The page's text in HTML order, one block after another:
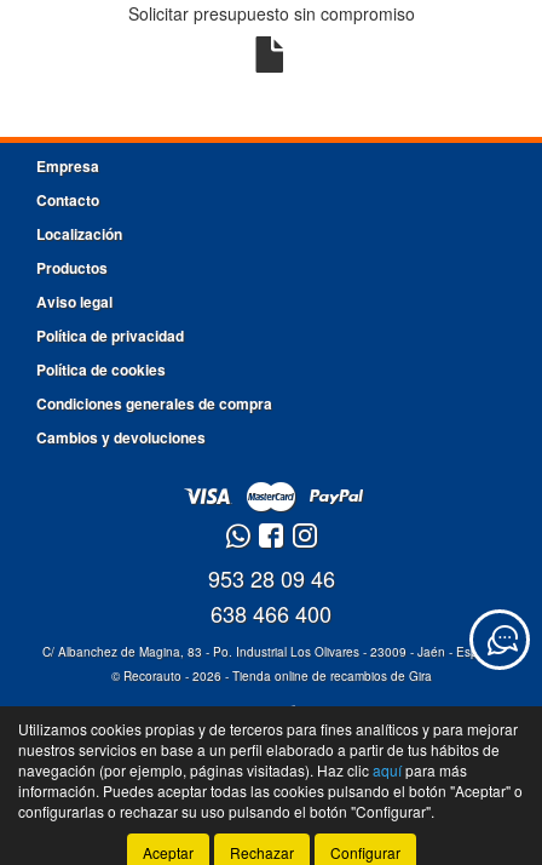
Solicitar presupuesto sin compromiso
Empresa
Contacto
Localización
Productos
Aviso legal
Política de privacidad
Política de cookies
Condiciones generales de compra
Cambios y devoluciones
953 28 09 46
638 466 400
C/ Albanchez de Magina, 83 - Po. Industrial Los Olivares - 23009 - Jaén - España
© Recorauto- 2026 -Tienda online de recambios de Gira
Utilizamos cookies propias y de terceros para fines analíticos y para mejorar
nuestros servicios en base a un perfil elaborado a partir de tus hábitos de
navegación (por ejemplo, páginas visitadas). Haz clicaquípara más
información. Puedes aceptar todas las cookies pulsando el botón "Aceptar" o
configurarlas o rechazar su uso pulsando el botón "Configurar".
Aceptar
Rechazar Configurar